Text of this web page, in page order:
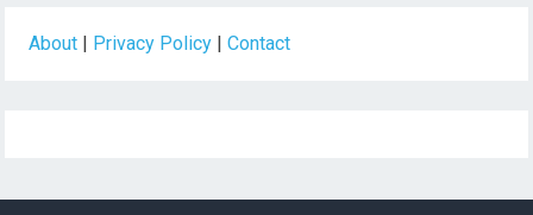
About Privacy Policy |Contact